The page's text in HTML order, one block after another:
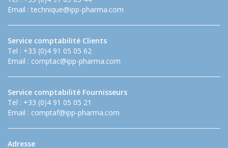
Email : technique@ipp-pharma.com
Service comptabilité Clients
Tel : +33 (0)4 91 05 05 62
Email : comptac@ipp-pharma.com
Service comptabilité Fournisseurs
Tel : +33 (0)4 91 05 05 21
Email : comptaf@ipp-pharma.com
Adresse